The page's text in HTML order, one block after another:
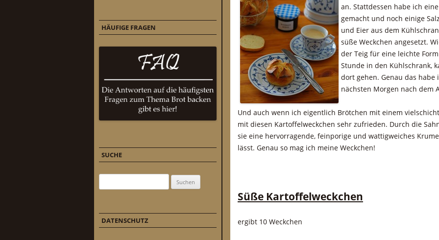
an. Stattdessen habe ich
gemacht und noch einige
und Eier aus dem
süße Weckchen angesetzt.
der Teig für eine leichte
Stunde in den Kühlschrank,
dort gehen. Genau das
nächsten Morgen nach dem
Und auch wenn ich eigentlich Brötchen mit einem
mit diesen Kartoffelweckchen sehr zufrieden. Durch die
sie eine hervorragende, feinporige und wattigweiches
lässt. Genau so mag ich meine Weckchen!
Süße Kartoffelweckchen
ergibt 10 Weckchen
HÄUFIGE FRAGEN
SUCHE
DATENSCHUTZ